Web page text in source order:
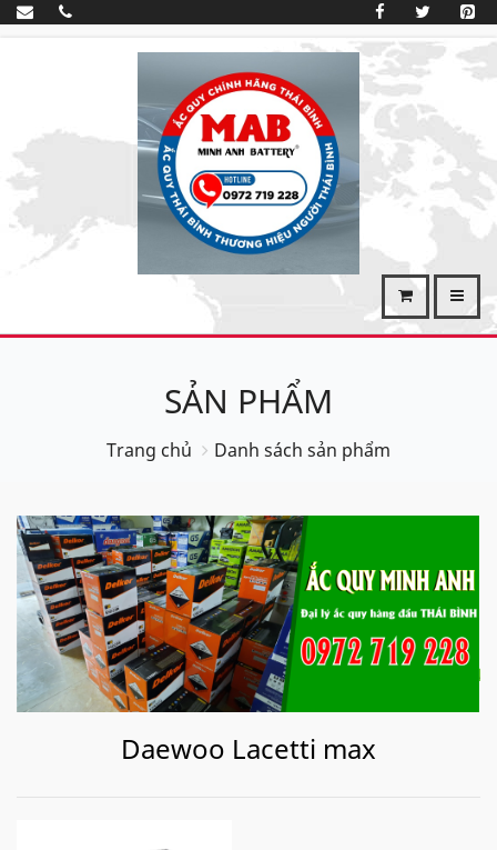
SẢN PHẨM
Trang chủ Danh sách sản phẩm
Daewoo Lacetti max